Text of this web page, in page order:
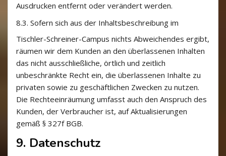
Ausdrucken entfernt oder verändert werden.
8.3. Sofern sich aus der Inhaltsbeschreibung im
Tischler-Schreiner-Campus nichts Abweichendes ergibt,
räumen wir dem Kunden an den überlassenen Inhalten
das nicht ausschließliche, örtlich und zeitlich
unbeschränkte Recht ein, die überlassenen Inhalte zu
privaten sowie zu geschäftlichen Zwecken zu nutzen.
Die Rechteeinräumung umfasst auch den Anspruch des
Kunden, der Verbraucher ist, auf Aktualisierungen
gemäß § 327f BGB.
9. Datenschutz